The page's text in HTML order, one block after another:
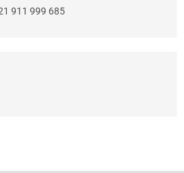
911 999 685